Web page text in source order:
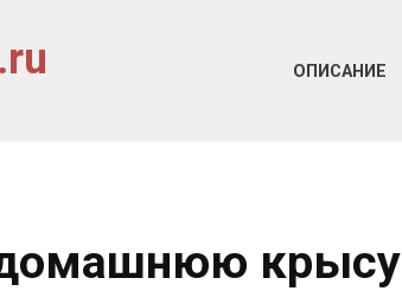
ОПИСАНИЕ
домашнюю крысу